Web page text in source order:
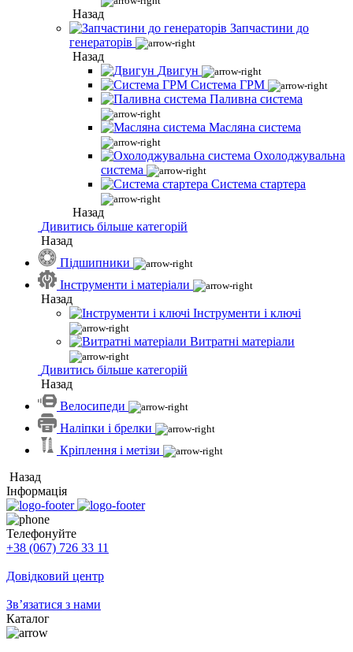
Назад
Запчастини до
генераторів
Назад
Двигун
Система ГРМ
Паливна система
Масляна система
Охолоджувальна
система
Система стартера
Назад
Дивитись більше категорій
Назад
Підшипники
Інструменти і матеріали
Назад
Інструменти і ключі
Витратні матеріали
Дивитись більше категорій
Назад
Велосипеди
Наліпки і брелки
Кріплення і метізи
Назад
Інформація
Телефонуйте
+38 (067) 726 33 11
Довідковий центр
Зв’язатися з нами
Каталог